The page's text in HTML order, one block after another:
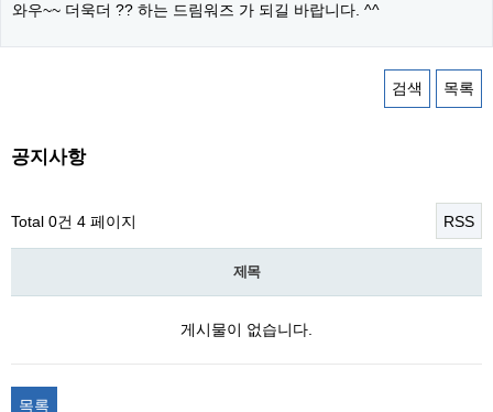
와우~~ 더욱더 ?? 하는 드림워즈 가 되길 바랍니다. ^^
검색 목록
공지사항
Total 0건 4 페이지 RSS
제목
게시물이 없습니다.
목록